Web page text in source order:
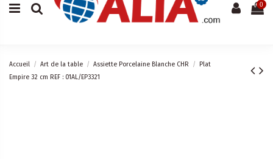
0
Accueil Art de la table Assiette Porcelaine Blanche CHR
Plat
Empire 32 cm REF : 01AL/EP3321